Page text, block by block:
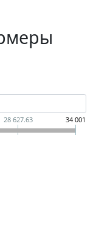
28 627.63 34 001